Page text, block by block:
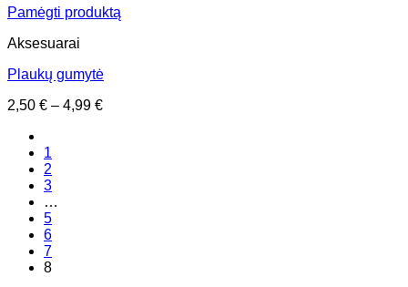
Pamėgti produktą
Aksesuarai
Plaukų gumytė
2,50 € – 4,99 €Price
1
2
3
…
5
6
7
8